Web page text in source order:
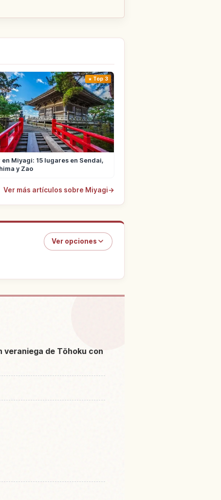
Top 3
en Miyagi: 15 lugares en Sendai,
y Zao
Ver más artículos sobre Miyagi→
Ver opciones
veraniega de Tōhoku con